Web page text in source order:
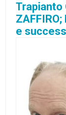
Trapianto
e